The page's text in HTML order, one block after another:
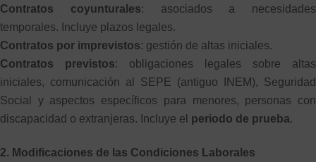
Contratos coyunturales: asociados a necesidades
temporales. Incluye plazos legales.
Contratos por imprevistos: gestión de altas iniciales.
Contratos previstos: obligaciones legales sobre altas
iniciales, comunicación al SEPE (antiguo INEM), Seguridad
Social y aspectos específicos para menores, personas con
discapacidad o extranjeras. Incluye el periodo de prueba.
2. Modificaciones de las Condiciones Laborales